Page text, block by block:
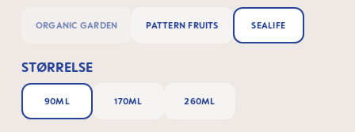
ORGANIC GARDEN PATTERN FRUITS SEALIFE
STØRRELSE
90ML 170ML 260ML